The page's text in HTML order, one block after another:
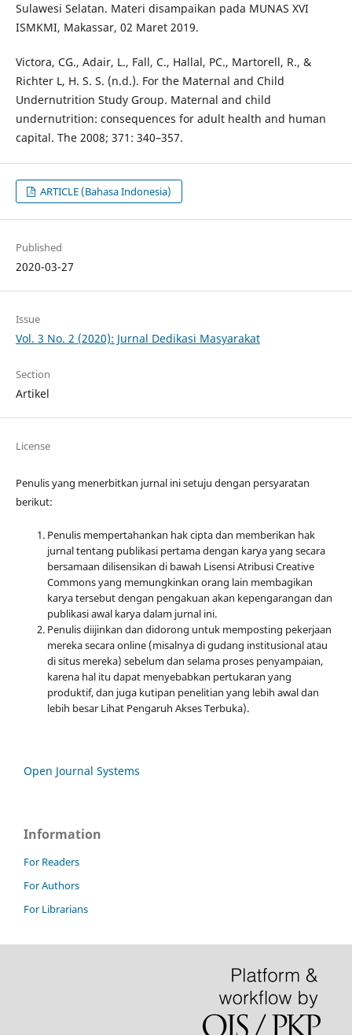
Sulawesi Selatan. Materi disampaikan pada MUNAS XVI
ISMKMI, Makassar, 02 Maret 2019.
Victora, CG., Adair, L., Fall, C., Hallal, PC., Martorell, R., &
Richter L, H. S. S. (n.d.). For the Maternal and Child
Undernutrition Study Group. Maternal and child
undernutrition: consequences for adult health and human
capital. The 2008; 371: 340–357.
ARTICLE (Bahasa Indonesia)
Published
2020-03-27
Issue
Vol. 3 No. 2 (2020): Jurnal Dedikasi Masyarakat
Section
Artikel
License
Penulis yang menerbitkan jurnal ini setuju dengan persyaratan
berikut:
Penulis mempertahankan hak cipta dan memberikan hak
jurnal tentang publikasi pertama dengan karya yang secara
bersamaan dilisensikan di bawah Lisensi Atribusi Creative
Commons yang memungkinkan orang lain membagikan
karya tersebut dengan pengakuan akan kepengarangan dan
publikasi awal karya dalam jurnal ini.
Penulis diijinkan dan didorong untuk memposting pekerjaan
mereka secara online (misalnya di gudang institusional atau
di situs mereka) sebelum dan selama proses penyampaian,
karena hal itu dapat menyebabkan pertukaran yang
produktif, dan juga kutipan penelitian yang lebih awal dan
lebih besar Lihat Pengaruh Akses Terbuka).
Open Journal Systems
Information
For Readers
For Authors
For Librarians